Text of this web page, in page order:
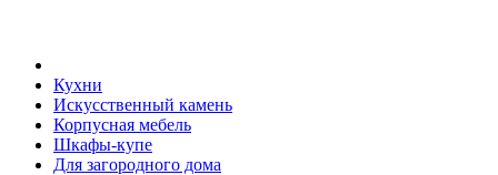
Кухни
Искусственный камень
Корпусная мебель
Шкафы-купе
Для загородного дома